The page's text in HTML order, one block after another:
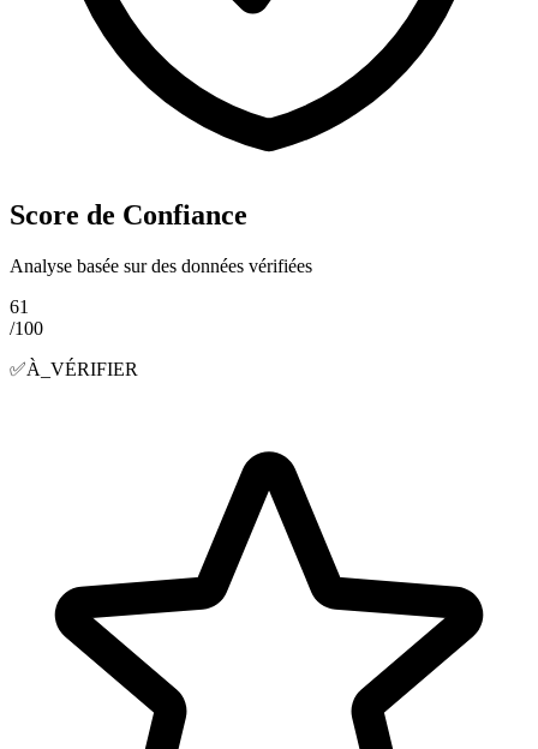
Score de Confiance
Analyse basée sur des données vérifiées
61
/100
✅À_VÉRIFIER